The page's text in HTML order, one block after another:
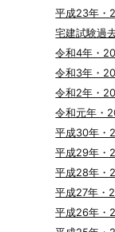
平成23年・
宅建試験過
令和4年・
令和3年・
令和2年・
令和元年・
平成30年・
平成29年・
平成28年・
平成27年・
平成26年・